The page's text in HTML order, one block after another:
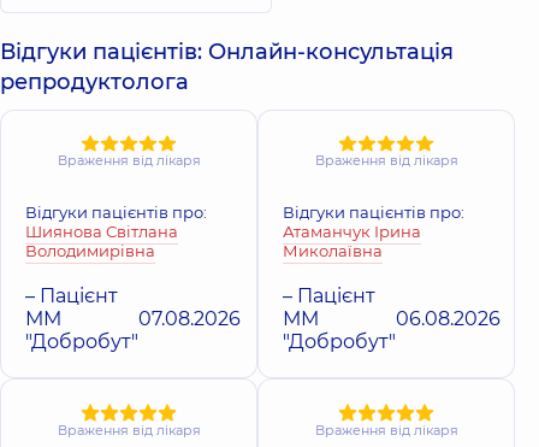
Відгуки пацієнтів: Онлайн-консультація
репродуктолога
Враження від лікаря
Відгуки пацієнтів про:
Шиянова Світлана
Володимирівна
– Пацієнт
ММ
"Добробут"
07.08.2026
Враження від лікаря
Відгуки пацієнтів про:
Атаманчук Ірина
Миколаївна
– Пацієнт
ММ
"Добробут"
06.08.2026
Враження від лікаря Враження від лікаря